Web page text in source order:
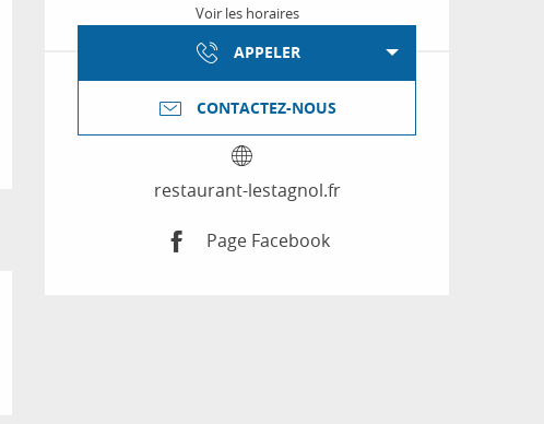
Voir les horaires
APPELER
CONTACTEZ-NOUS
restaurant-lestagnol.fr
Page Facebook